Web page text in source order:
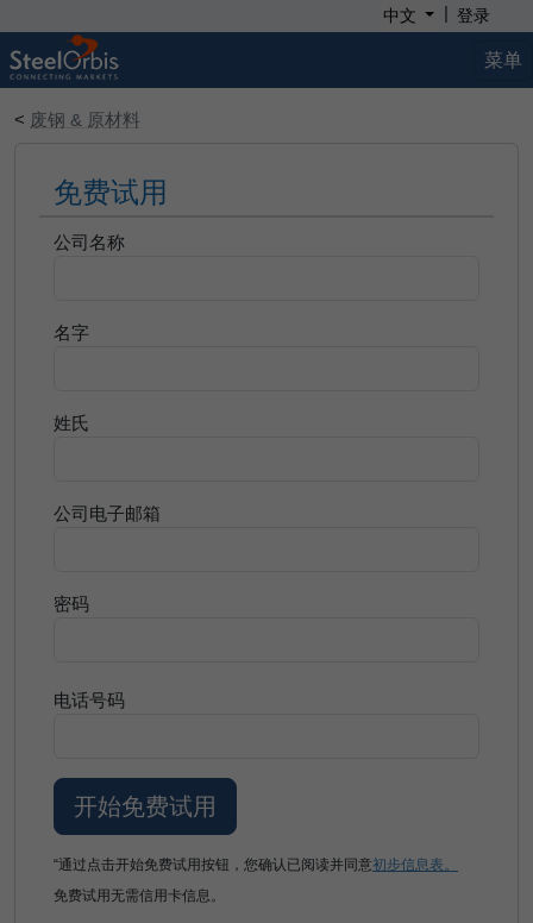
中文 | 登录
菜单
< 废钢 & 原材料
免费试用
公司名称
名字
姓氏
公司电子邮箱
密码
电话号码
“通过点击开始免费试用按钮，您确认已阅读并同意初步信息表。
免费试用无需信用卡信息。